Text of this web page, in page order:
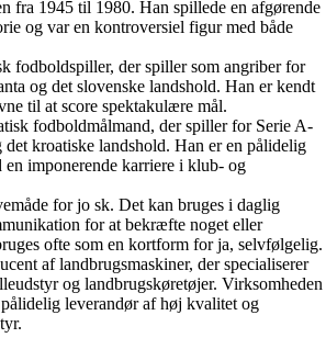
fra 1945 til 1980. Han spillede en afgørende
og var en kontroversiel figur med både
fodboldspiller, der spiller som angriber for
og det slovenske landshold. Han er kendt
til at score spektakulære mål.
fodboldmålmand, der spiller for Serie A-
kroatiske landshold. Han er en pålidelig
imponerende karriere i klub- og
for jo sk. Det kan bruges i daglig
for at bekræfte noget eller
ofte som en kortform for ja, selvfølgelig.
af landbrugsmaskiner, der specialiserer
og landbrugskøretøjer. Virksomheden
leverandør af høj kvalitet og